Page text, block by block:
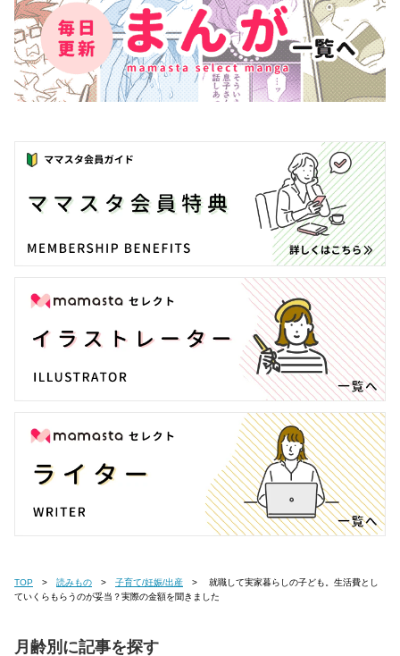
TOP 読みもの 子育て/妊娠/出産
ていくらもらうのが妥当？実際の金額を聞きました
月齢別に記事を探す